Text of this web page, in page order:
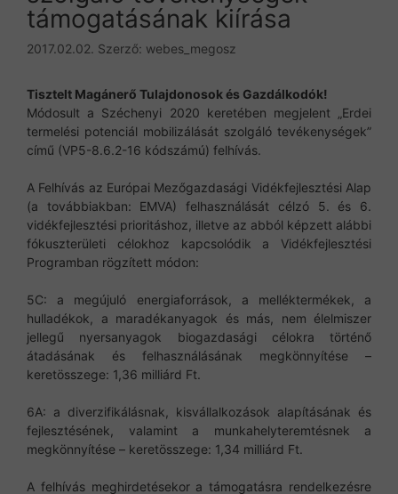
támogatásának kiírása
2017.02.02. Szerző: webes_megosz
Tisztelt Magánerő Tulajdonosok és Gazdálkodók!
Módosult a Széchenyi 2020 keretében megjelent „Erdei
termelési potenciál mobilizálását szolgáló tevékenységek”
című (VP5-8.6.2-16 kódszámú) felhívás.
A Felhívás az Európai Mezőgazdasági Vidékfejlesztési Alap
(a továbbiakban: EMVA) felhasználását célzó 5. és 6.
vidékfejlesztési prioritáshoz, illetve az abból képzett alábbi
fókuszterületi célokhoz kapcsolódik a Vidékfejlesztési
Programban rögzített módon:
5C: a megújuló energiaforrások, a melléktermékek, a
hulladékok, a maradékanyagok és más, nem élelmiszer
jellegű nyersanyagok biogazdasági célokra történő
átadásának és felhasználásának megkönnyítése –
keretösszege: 1,36 milliárd Ft.
6A: a diverzifikálásnak, kisvállalkozások alapításának és
fejlesztésének, valamint a munkahelyteremtésnek a
megkönnyítése – keretösszege: 1,34 milliárd Ft.
A felhívás meghirdetésekor a támogatásra rendelkezésre